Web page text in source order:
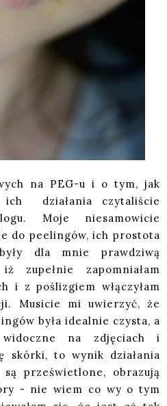
na PEG-u i o tym, jak
ich działania czytaliście
Moje niesamowicie
do peelingów, ich prostota
dla mnie prawdziwą
zupełnie zapomniałam
i z poślizgiem włączyłam
Musicie mi uwierzyć, że
była idealnie czysta, a
widoczne na zdjęciach i
skórki, to wynik działania
prześwietlone, obrazują
- nie wiem co wy o tym